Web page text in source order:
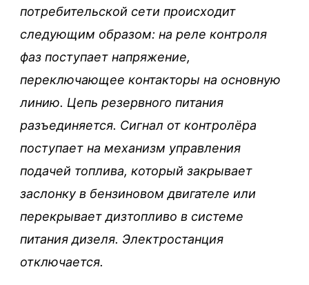
потребительской сети происходит
следующим образом: на реле контроля
фаз поступает напряжение,
переключающее контакторы на основную
линию. Цепь резервного питания
разъединяется. Сигнал от контролёра
поступает на механизм управления
подачей топлива, который закрывает
заслонку в бензиновом двигателе или
перекрывает дизтопливо в системе
питания дизеля. Электростанция
отключается.